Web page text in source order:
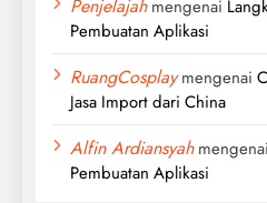
Penjelajahmengenai
Pembuatan Aplikasi
RuangCosplaymengenai
Jasa Import dari China
Alfin Ardiansyahmengenai
Pembuatan Aplikasi